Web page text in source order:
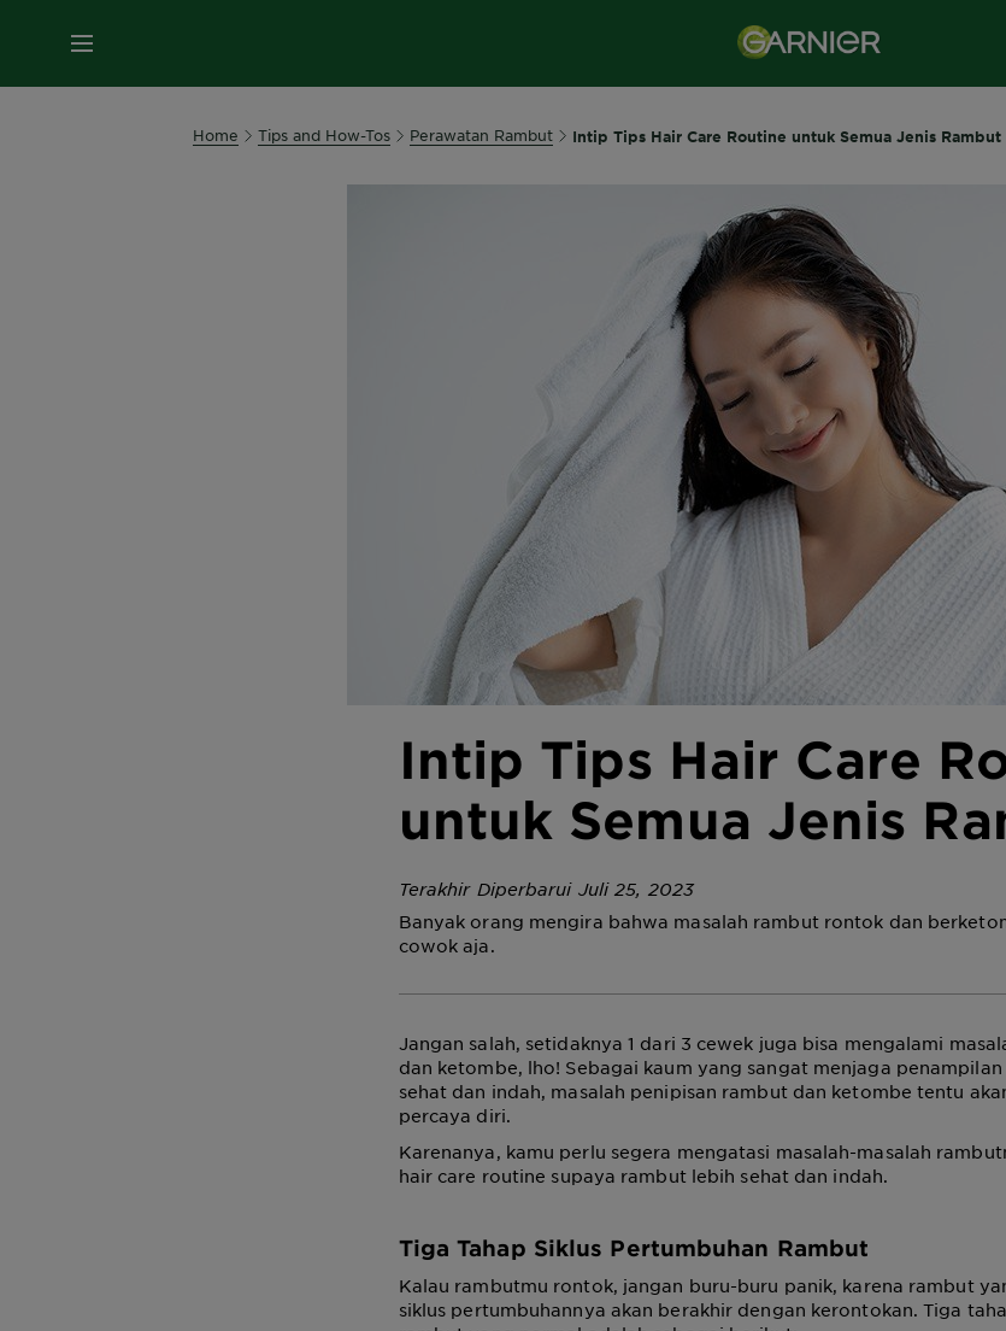
MENU
Home Tips and How-Tos Perawatan Rambut Intip Tips Hair Care Routine untuk Semua Jenis Rambut
Intip Tips Hair Care
untuk Semua Jenis
Terakhir Diperbarui Juli 25, 2023
Banyak orang mengira bahwa masalah rambut rontok dan
cowok aja.
Jangan salah, setidaknya 1 dari 3 cewek juga bisa mengalami
dan ketombe, lho! Sebagai kaum yang sangat menjaga
sehat dan indah, masalah penipisan rambut dan ketombe tentu
percaya diri.
Karenanya, kamu perlu segera mengatasi masalah-masalah
hair care routine supaya rambut lebih sehat dan indah.
Tiga Tahap Siklus Pertumbuhan Rambut
Kalau rambutmu rontok, jangan buru-buru panik, karena rambut
siklus pertumbuhannya akan berakhir dengan kerontokan. Tiga